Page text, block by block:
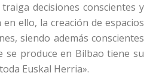
decisiones conscientes y
ello, la creación de espacios
siendo además conscientes
se produce en Bilbao tiene su
Euskal Herria».